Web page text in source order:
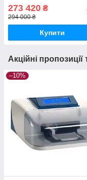
Медапаратура
273 420 ₴
294 000 ₴
Купити
Акційні
–10%